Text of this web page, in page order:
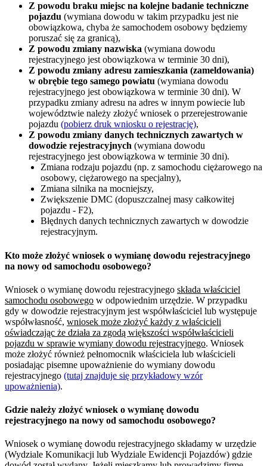
Z powodu braku miejsc na kolejne badanie techniczne
pojazdu (wymiana dowodu w takim przypadku jest nie
obowiązkowa, chyba że samochodem osobowy będziemy
poruszać się za granicą),
Z powodu zmiany nazwiska (wymiana dowodu
rejestracyjnego jest obowiązkowa w terminie 30 dni),
Z powodu zmiany adresu zamieszkania (zameldowania)
w obrębie tego samego powiatu (wymiana dowodu
rejestracyjnego jest obowiązkowa w terminie 30 dni). W
przypadku zmiany adresu na adres w innym powiecie lub
województwie należy złożyć wniosek o przerejestrowanie
pojazdu (pobierz druk wniosku o rejestrację),
Z powodu zmiany danych technicznych zawartych w
dowodzie rejestracyjnych (wymiana dowodu
rejestracyjnego jest obowiązkowa w terminie 30 dni).
Zmiana rodzaju pojazdu (np. z samochodu ciężarowego na
osobowy, ciężarowego na specjalny),
Zmiana silnika na mocniejszy,
Zwiększenie DMC (dopuszczalnej masy całkowitej
pojazdu - F2),
Błędnych danych technicznych zawartych w dowodzie
rejestracyjnym.
Kto może złożyć wniosek o wymianę dowodu rejestracyjnego
na nowy od samochodu osobowego?
Wniosek o wymianę dowodu rejestracyjnego składa właściciel
samochodu osobowego w odpowiednim urzędzie. W przypadku
gdy w dowodzie rejestracyjnym jest współwłaściciel lub występuje
współwłasność, wniosek może złożyć każdy z właścicieli
oświadczając że działa za zgodą większości współwłaścicieli
pojazdu w sprawie wymiany dowodu rejestracyjnego. Wniosek
może złożyć również pełnomocnik właściciela lub właścicieli
posiadając pisemne upoważnienie do wymiany dowodu
rejestracyjnego (tutaj znajduje się przykładowy wzór
upoważnienia).
Gdzie należy złożyć wniosek o wymianę dowodu
rejestracyjnego na nowy od samochodu osobowego?
Wniosek o wymianę dowodu rejestracyjnego składamy w urzędzie
(Wydziale Komunikacji lub Wydziale Ewidencji Pojazdów) gdzie